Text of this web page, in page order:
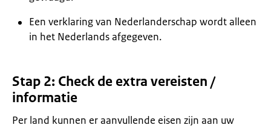
Een verklaring van Nederlanderschap wordt alleen
in het Nederlands afgegeven.
Stap 2: Check de extra vereisten /
informatie
Per land kunnen er aanvullende eisen zijn aan uw